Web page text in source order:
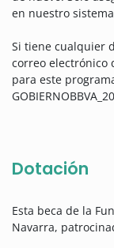
en nuestro
Si tiene cualquier
correo electrónico
para este
Dotación
Esta beca de la
Navarra,